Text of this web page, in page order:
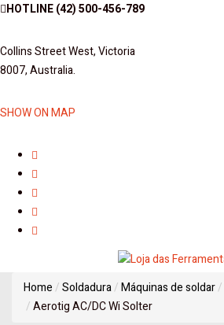
HOTLINE(42) 500-456-789
Collins Street West, Victoria
8007, Australia.
SHOW ON MAP
Home
Soldadura Máquinas de soldar
Aerotig AC/DC Wi Solter